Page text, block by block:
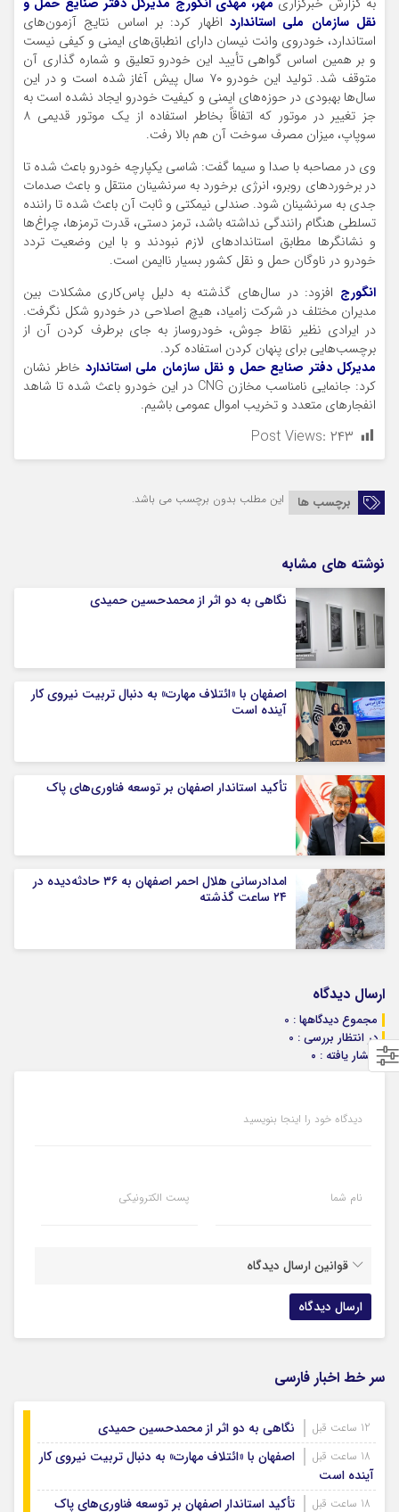
به گزارش خبرگزاری مهر، مهدی انگورج مدیرکل دفتر صنایع حمل و
نقل سازمان ملی استاندارد اظهار کرد: بر اساس نتایج آزمون‌های
استاندارد، خودروی وانت نیسان دارای انطباق‌های ایمنی و کیفی نیست
و بر همین اساس گواهی تأیید این خودرو تعلیق و شماره گذاری آن
متوقف شد. تولید این خودرو ۷۰ سال پیش آغاز شده است و در این
سال‌ها بهبودی در حوزه‌های ایمنی و کیفیت خودرو ایجاد نشده است به
جز تغییر در موتور که اتفاقاً بخاطر استفاده از یک موتور قدیمی ۸
سوپاپ، میزان مصرف سوخت آن هم بالا رفت.
وی در مصاحبه با صدا و سیما گفت: شاسی یکپارچه خودرو باعث شده تا
در برخوردهای روبرو، انرژی برخورد به سرنشینان منتقل و باعث صدمات
جدی به سرنشینان شود. صندلی نیمکتی و ثابت آن باعث شده تا راننده
تسلطی هنگام رانندگی نداشته باشد، ترمز دستی، قدرت ترمزها، چراغ‌ها
و نشانگرها مطابق استاندادهای لازم نبودند و با این وضعیت تردد
خودرو در ناوگان حمل و نقل کشور بسیار ناایمن است.
انگورج افزود: در سال‌های گذشته به دلیل پاس‌کاری مشکلات بین
مدیران مختلف در شرکت زامیاد، هیچ اصلاحی در خودرو شکل نگرفت.
در ایرادی نظیر نقاط جوش، خودروساز به جای برطرف کردن آن از
برچسب‌هایی برای پنهان کردن استفاده کرد.
مدیرکل دفتر صنایع حمل و نقل سازمان ملی استاندارد خاطر نشان
کرد: جانمایی نامناسب مخازن CNG در این خودرو باعث شده تا شاهد
انفجارهای متعدد و تخریب اموال عمومی باشیم.
Post Views: ۲۴۳
برچسب ها این مطلب بدون برچسب می باشد.
نوشته های مشابه
نگاهی به دو اثر از محمدحسین حمیدی
اصفهان با «ائتلاف مهارت» به دنبال تربیت نیروی کار
آینده است
تأکید استاندار اصفهان بر توسعه فناوری‌های پاک
امدادرسانی هلال احمر اصفهان به ۳۶ حادثه‌دیده در
۲۴ ساعت گذشته
ارسال دیدگاه
مجموع دیدگاهها : 0
در انتظار بررسی : 0
انتشار یافته : ۰
دیدگاه خود را اینجا بنویسید
نام شما پست الکترونیکی
قوانین ارسال دیدگاه
سر خط اخبار فارسی
نگاهی به دو اثر از محمدحسین حمیدی
اصفهان با «ائتلاف مهارت» به دنبال تربیت نیروی کار
آینده است
تأکید استاندار اصفهان بر توسعه فناوری‌های پاک